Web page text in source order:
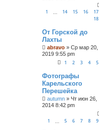
1 14 15 16
17
18
От Горской до
Лахты
abravo » Ср мар 20,
2019 9:55 pm
1 2 3 4 5
Фотографы
Карельского
Перешейка
autumn » Чт июн 26,
2014 8:42 pm
1 5 6 7 8 9